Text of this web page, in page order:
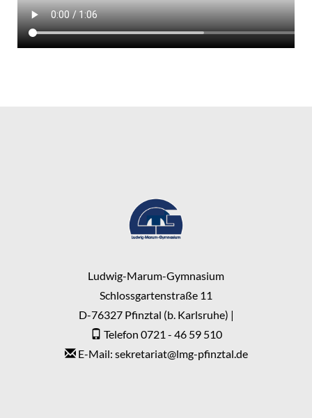
Ludwig-Marum-Gymnasium
Schlossgartenstraße 11
D-76327 Pfinztal (b. Karlsruhe) |
Telefon 0721 - 46 59 510
E-Mail: sekretariat@lmg-pfinztal.de